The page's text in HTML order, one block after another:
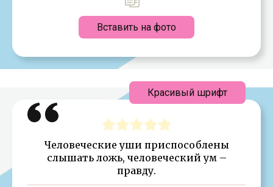
Вставить на фото
Человеческие уши приспособлены
слышать ложь, человеческий ум –
правду.
Красивый шрифт